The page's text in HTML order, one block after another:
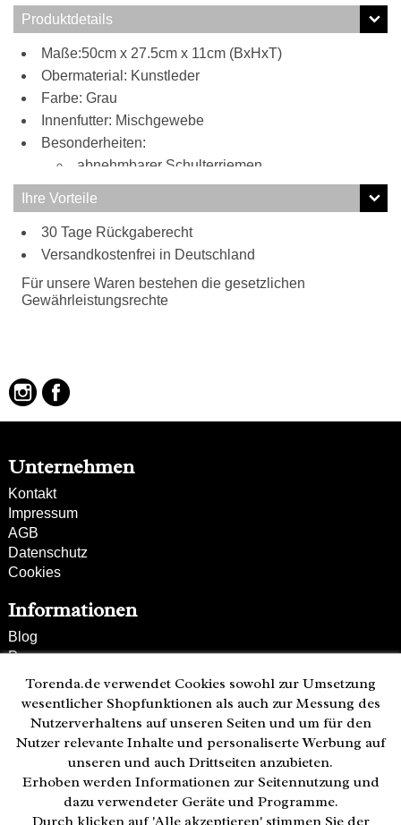
Produktdetails
Maße:50cm x 27.5cm x 11cm (BxHxT)
Obermaterial: Kunstleder
Farbe: Grau
Innenfutter: Mischgewebe
Besonderheiten:
abnehmbarer Schulterriemen
Ihre Vorteile
30 Tage Rückgaberecht
Versandkostenfrei in Deutschland
Für unsere Waren bestehen die gesetzlichen
Gewährleistungsrechte
Unternehmen
Kontakt
Impressum
AGB
Datenschutz
Cookies
Informationen
Blog
Presse
Partner
Versand und Zahlung
Bestellung wiederrufen
Kunden-Hotline
(040) 244 249-49
Mo - Fr 08:00 - 18:00
Torenda.de verwendet Cookies sowohl zur Umsetzung
wesentlicher Shopfunktionen als auch zur Messung des
Nutzerverhaltens auf unseren Seiten und um für den
Nutzer relevante Inhalte und personaliserte Werbung auf
unseren und auch Drittseiten anzubieten.
Erhoben werden Informationen zur Seitennutzung und
dazu verwendeter Geräte und Programme.
Durch klicken auf 'Alle akzeptieren' stimmen Sie der